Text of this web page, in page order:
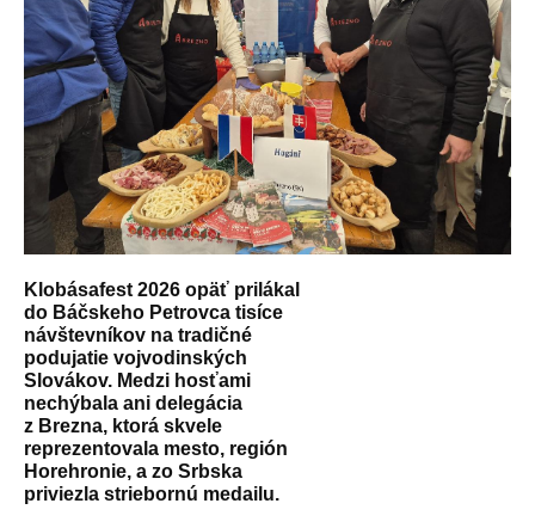
Klobásafest 2026 opäť prilákal
do Báčskeho Petrovca tisíce
návštevníkov na tradičné
podujatie vojvodinských
Slovákov. Medzi hosťami
nechýbala ani delegácia
z Brezna, ktorá skvele
reprezentovala mesto, región
Horehronie, a zo Srbska
priviezla striebornú medailu.